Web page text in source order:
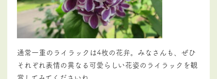
通常一重のライラックは4枚の花弁。みなさんも、ぜひ
それぞれ表情の異なる可愛らしい花姿のライラックを観